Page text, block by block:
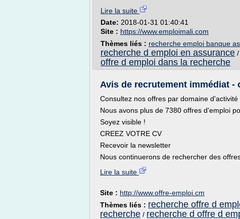
Lire la suite
Date: 2018-01-31 01:40:41
Site : https://www.emploimali.com
Thèmes liés : recherche emploi banque
recherche d emploi en assurance /
offre d emploi dans la recherche
Avis de recrutement immédiat -
Consultez nos offres par domaine
Nous avons plus de 7380 offres d'emploi
Soyez visible !
CREEZ VOTRE CV
Recevoir la newsletter
Nous continuerons de rechercher des
Lire la suite
Site : http://www.offre-emploi.cm
Thèmes liés : recherche offre d
recherche / recherche d offre d